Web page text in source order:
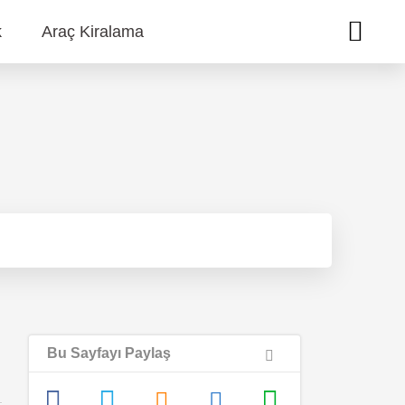
Araç Kiralama
Bu Sayfayı Paylaş